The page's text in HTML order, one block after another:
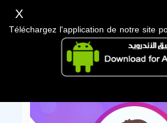
X
Téléchargez l'application de notre site